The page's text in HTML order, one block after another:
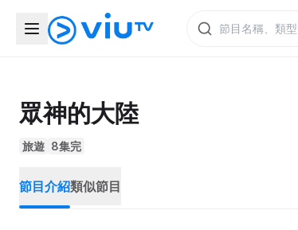
眾神的大陸
旅遊 8集完
節目介紹類似節目